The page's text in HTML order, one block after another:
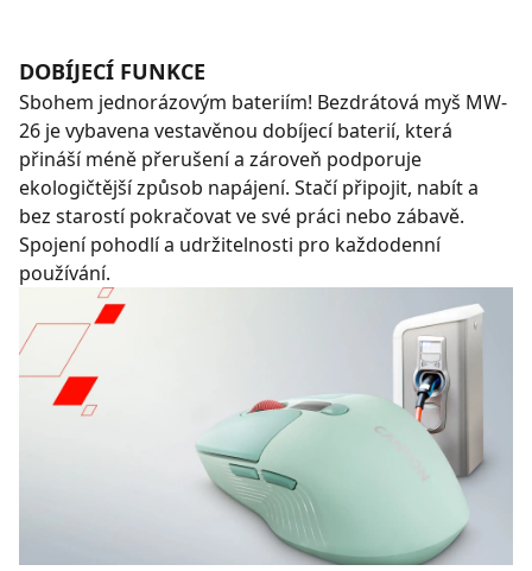
DOBÍJECÍ FUNKCE
Sbohem jednorázovým bateriím! Bezdrátová myš MW-
26 je vybavena vestavěnou dobíjecí baterií, která
přináší méně přerušení a zároveň podporuje
ekologičtější způsob napájení. Stačí připojit, nabít a
bez starostí pokračovat ve své práci nebo zábavě.
Spojení pohodlí a udržitelnosti pro každodenní
používání.